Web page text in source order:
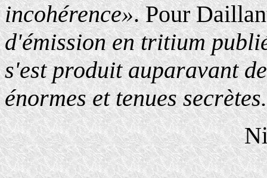
incohérence». Pour
d'émission en tritium
s'est produit auparavant
énormes et tenues